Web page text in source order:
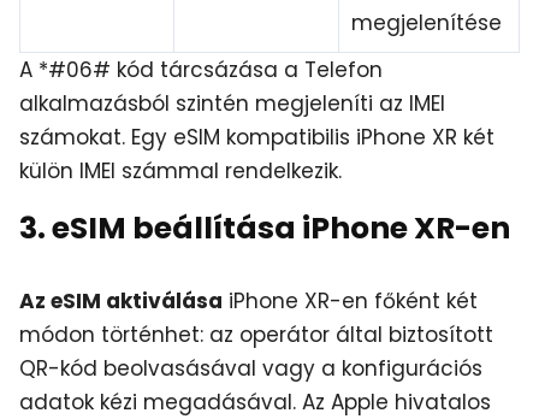
megjelenítése
A *#06# kód tárcsázása a Telefon
alkalmazásból szintén megjeleníti az IMEI
számokat. Egy eSIM kompatibilis iPhone XR két
külön IMEI számmal rendelkezik.
3. eSIM beállítása iPhone XR-en
Az eSIM aktiválása iPhone XR-en főként két
módon történhet: az operátor által biztosított
QR-kód beolvasásával vagy a konfigurációs
adatok kézi megadásával. Az Apple hivatalos